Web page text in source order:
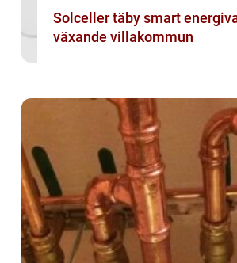
Solceller täby smart energival i en
växande villakommun